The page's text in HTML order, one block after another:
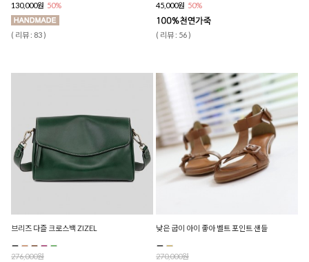
130,000원 50%
( 리뷰 : 83 )
45,000원 50%
( 리뷰 : 56 )
브리즈 다즐 크로스백 ZIZEL
276,000원
낮은 굽이 아이 좋아 벨트 포인트 샌들
270,000원